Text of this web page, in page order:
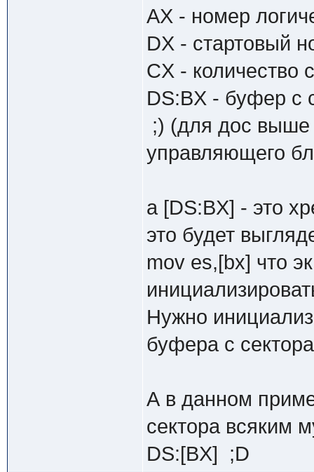
AX - номер
DX - стартовый
CX - количество
DS:BX - буфер с
;) (для дос выше
управляющего
а [DS:BX] - это
это будет
mov es,[bx] что
Нужно
буфера с
А в данном
сектора всяким
DS:[BX] ;D